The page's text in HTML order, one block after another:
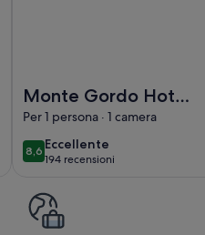
Monte Gordo Hotel
Apartamentos &
Spa
Per 1 persona · 1 camera
8,68,6 su 10
Eccellente
eccellente
194 recensioni
(194